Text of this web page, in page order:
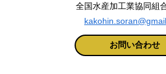
全国水産加工業協同組
お問い合わせ